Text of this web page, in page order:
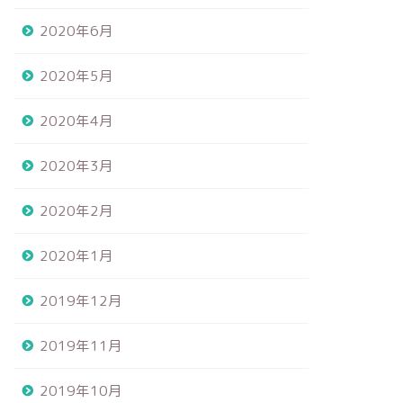
2020年6月
2020年5月
2020年4月
2020年3月
2020年2月
2020年1月
2019年12月
2019年11月
2019年10月